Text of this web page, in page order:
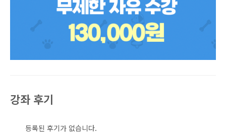
강좌 후기
등록된 후기가 없습니다.